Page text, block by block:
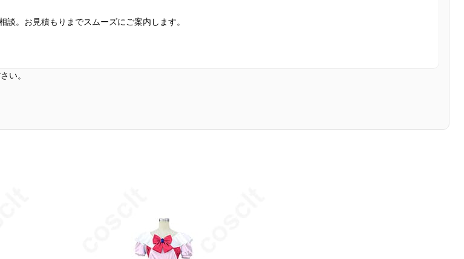
。お見積もりまでスムーズにご案内します。
い。